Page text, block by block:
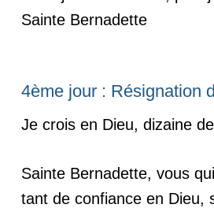
Sainte Bernadette
4ème jour : Résignation
Je crois en Dieu, dizaine
Sainte Bernadette, vous
tant de confiance en Dieu,